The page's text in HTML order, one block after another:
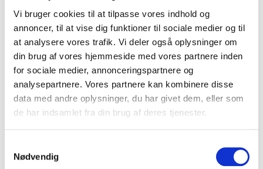
Vi bruger cookies til at tilpasse vores indhold og
annoncer, til at vise dig funktioner til sociale medier og til
at analysere vores trafik. Vi deler også oplysninger om
din brug af vores hjemmeside med vores partnere inden
for sociale medier, annonceringspartnere og
analysepartnere. Vores partnere kan kombinere disse
data med andre oplysninger, du har givet dem, eller som
de har indsamlet fra din brug af deres tjenester.
Nødvendig
kan få fat i det, kan et stykke bacon bruges (dog ikke de
skiveskårede, der ligger i supermarkedernes kølediske)
Kogning af spaghetti
HUSK: Kom kun salt i vandet - ingen olie!
Jævning
Min egen erfaring omkring vandet til jævning er, at der skal
nemlig med at suge vand - også når det er kommet op af